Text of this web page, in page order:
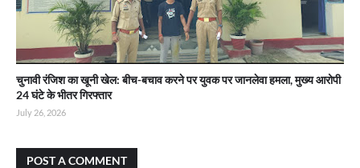
चुनावी रंजिश का खूनी खेल: बीच-बचाव करने पर युवक पर जानलेवा हमला, मुख्य आरोपी
24 घंटे के भीतर गिरफ्तार
July 26, 2026
POST A COMMENT